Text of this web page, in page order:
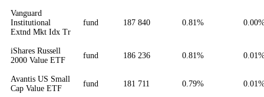
Vanguard
Institutional
Extnd Mkt Idx Tr
fund 187 840 0.81%
iShares Russell
2000 Value ETF
fund 186 236 0.81%
Avantis US Small
Cap Value ETF
fund 181 711 0.79%